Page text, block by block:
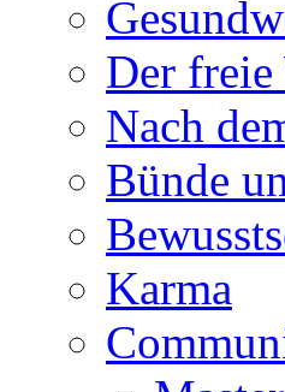
Der
Nach
Bünde
Karma